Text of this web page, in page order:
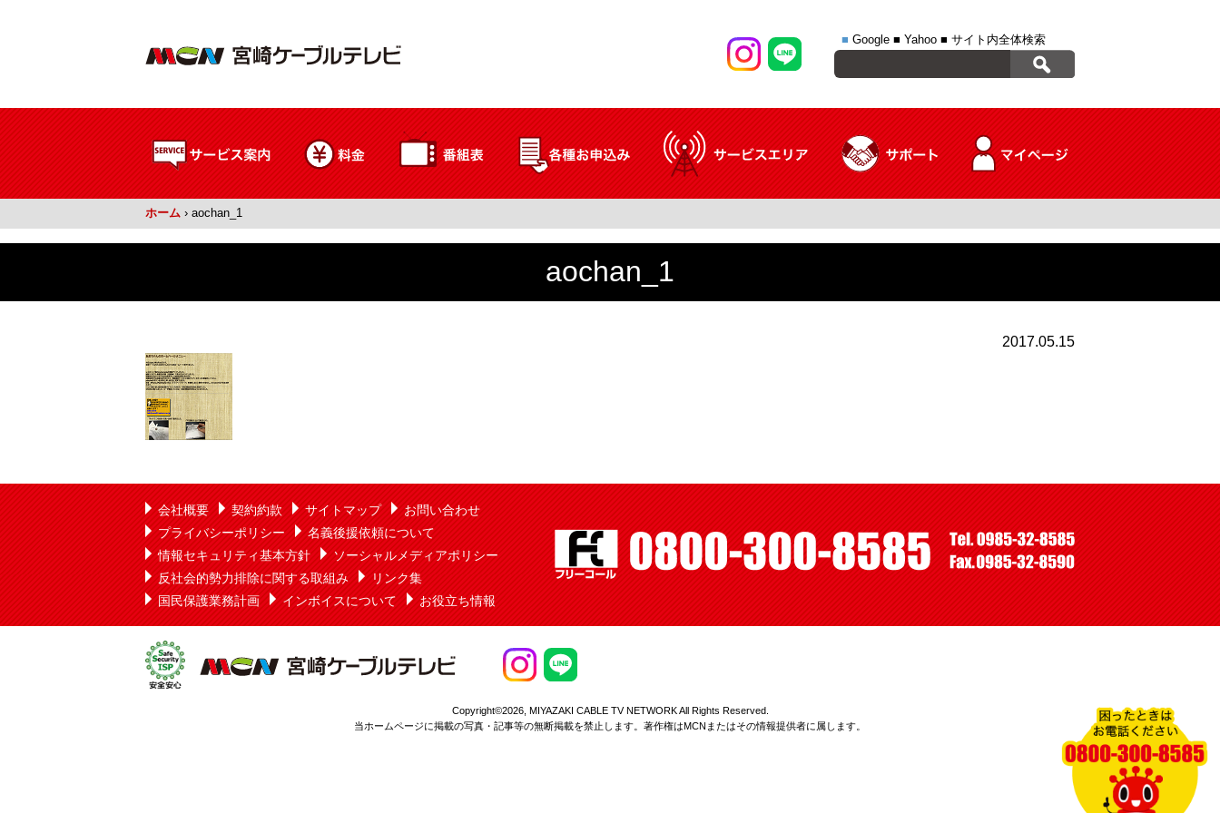
■ Google ■ Yahoo ■ サイト内全体検索
ホーム › aochan_1
aochan_1
2017.05.15
会社概要 契約約款 サイトマップ
お問い合わせ
プライバシーポリシー
名義後援依頼について
情報セキュリティ基本方針
ソーシャルメディアポリシー
反社会的勢力排除に関する取組み
リンク集
国民保護業務計画
インボイスについて お役立ち情報
Copyright©2026, MIYAZAKI CABLE TV NETWORK All Rights Reserved.
当ホームページに掲載の写真・記事等の無断掲載を禁止します。著作権はMCNまたはその情報提供者に属します。